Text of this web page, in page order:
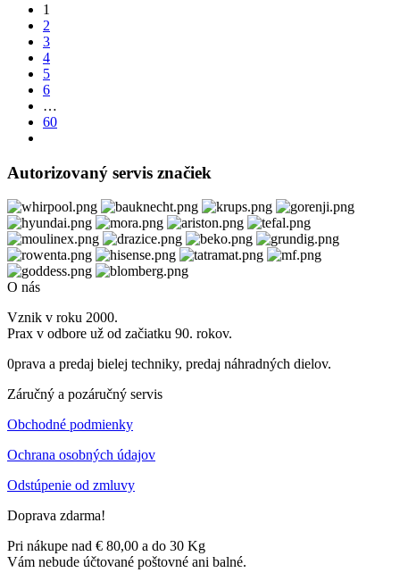
1
2
3
4
5
6
…
60
Autorizovaný servis značiek
O nás
Vznik v roku 2000.
Prax v odbore už od začiatku 90. rokov.
0prava a predaj bielej techniky, predaj náhradných dielov.
Záručný a pozáručný servis
Obchodné podmienky
Ochrana osobných údajov
Odstúpenie od zmluvy
Doprava zdarma!
Pri nákupe nad € 80,00 a do 30 Kg
Vám nebude účtované poštovné ani balné.